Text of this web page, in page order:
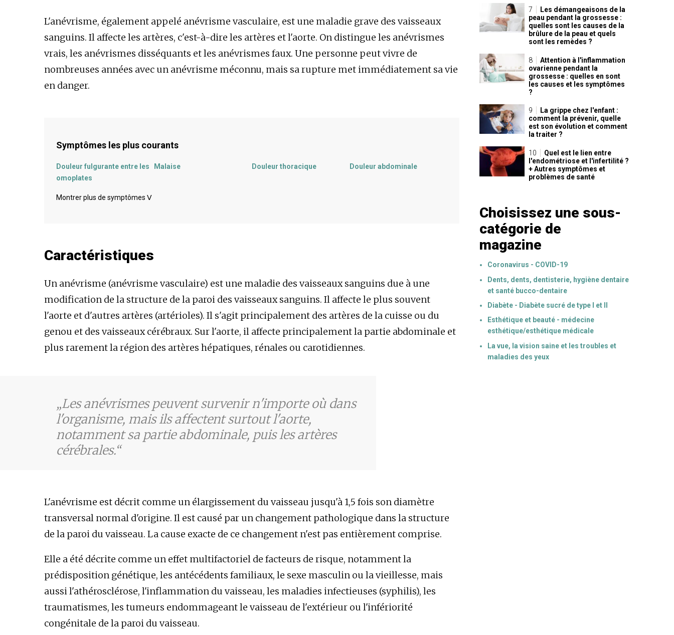
L'anévrisme, également appelé anévrisme vasculaire, est une maladie grave des vaisseaux
sanguins. Il affecte les artères, c'est-à-dire les artères et l'aorte. On distingue les anévrismes
vrais, les anévrismes disséquants et les anévrismes faux. Une personne peut vivre de
nombreuses années avec un anévrisme méconnu, mais sa rupture met immédiatement sa vie
en danger.
Symptômes les plus courants
Douleur fulgurante entre les
omoplates
Malaise Douleur thoracique Douleur abdominale
Tête qui tourne
Montrer plus de symptômes ᐯ
Caractéristiques
Un anévrisme (anévrisme vasculaire) est une maladie des vaisseaux sanguins due à une
modification de la structure de la paroi des vaisseaux sanguins. Il affecte le plus souvent
l'aorte et d'autres artères (artérioles). Il s'agit principalement des artères de la cuisse ou du
genou et des vaisseaux cérébraux. Sur l'aorte, il affecte principalement la partie abdominale et
plus rarement la région des artères hépatiques, rénales ou carotidiennes.
Les anévrismes peuvent survenir n'importe où dans
l'organisme, mais ils affectent surtout l'aorte,
notamment sa partie abdominale, puis les artères
cérébrales.
L'anévrisme est décrit comme un élargissement du vaisseau jusqu'à 1,5 fois son diamètre
transversal normal d'origine. Il est causé par un changement pathologique dans la structure
de la paroi du vaisseau. La cause exacte de ce changement n'est pas entièrement comprise.
Elle a été décrite comme un effet multifactoriel de facteurs de risque, notamment la
prédisposition génétique, les antécédents familiaux, le sexe masculin ou la vieillesse, mais
aussi l'athérosclérose, l'inflammation du vaisseau, les maladies infectieuses (syphilis), les
traumatismes, les tumeurs endommageant le vaisseau de l'extérieur ou l'infériorité
congénitale de la paroi du vaisseau.
Les démangeaisons de la
peau pendant la grossesse :
quelles sont les causes de la
brûlure de la peau et quels
sont les remèdes ?
Attention à l'inflammation
ovarienne pendant la
grossesse : quelles en sont
les causes et les symptômes
?
La grippe chez l'enfant :
comment la prévenir, quelle
est son évolution et comment
la traiter ?
Quel est le lien entre
l'endométriose et l'infertilité ?
+ Autres symptômes et
problèmes de santé
Choisissez une sous-
catégorie de
magazine
Coronavirus - COVID-19
Dents, dents, dentisterie, hygiène dentaire
et santé bucco-dentaire
Diabète - Diabète sucré de type I et II
Esthétique et beauté - médecine
esthétique/esthétique médicale
La vue, la vision saine et les troubles et
maladies des yeux